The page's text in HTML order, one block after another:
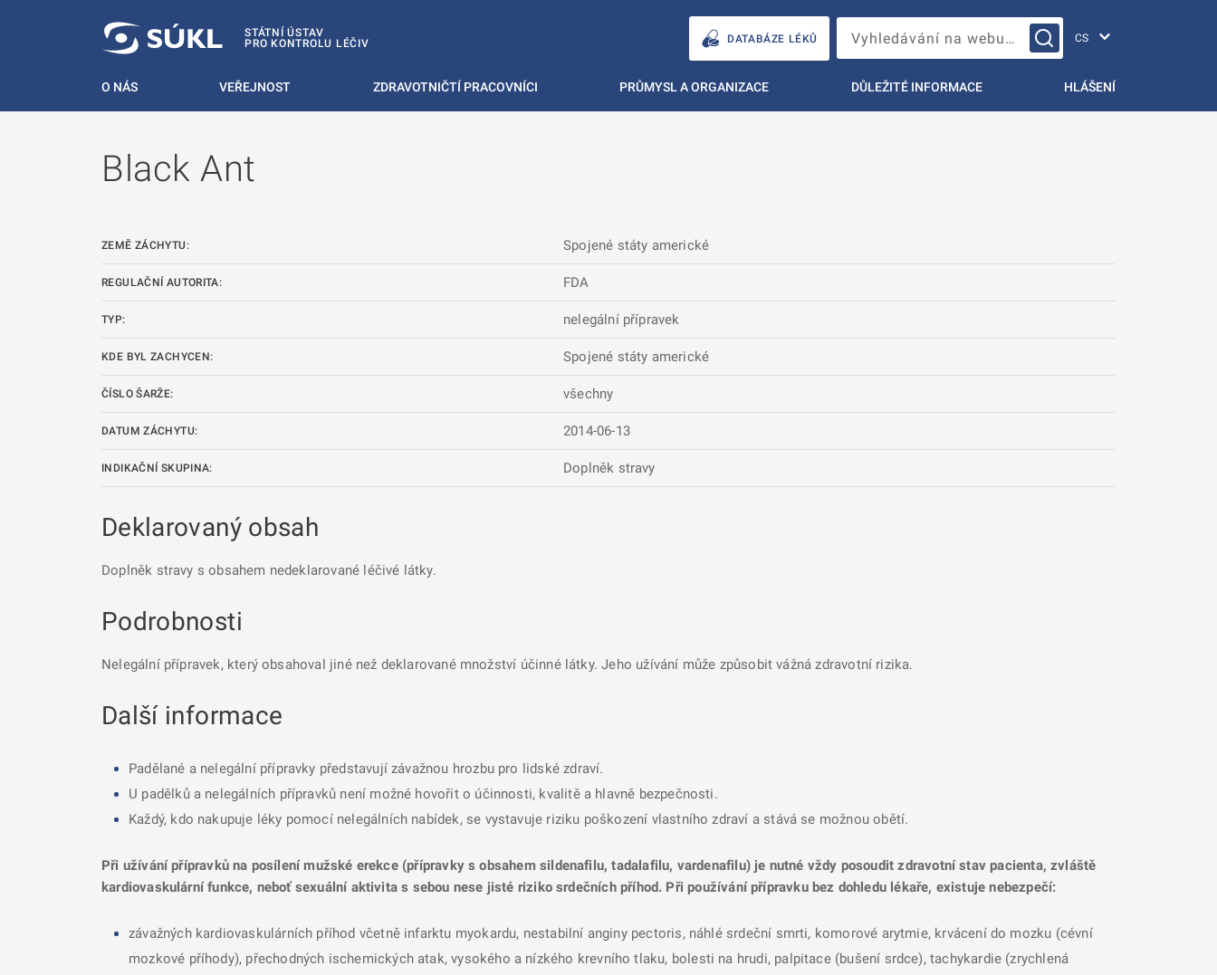
STÁTNÍ ÚSTAV
PRO KONTROLU LÉČIV
DATABÁZE LÉKŮ Vyhledávání na webu…
O NÁS VEŘEJNOST ZDRAVOTNIČTÍ PRACOVNÍCI PRŮMYSL A ORGANIZACE DŮLEŽITÉ INFORMACE HLÁŠENÍ
Black Ant
ZEMĚ ZÁCHYTU: Spojené státy americké
REGULAČNÍ AUTORITA: FDA
TYP: nelegální přípravek
KDE BYL ZACHYCEN: Spojené státy americké
ČÍSLO ŠARŽE: všechny
DATUM ZÁCHYTU: 2014-06-13
INDIKAČNÍ SKUPINA: Doplněk stravy
Deklarovaný obsah
Doplněk stravy s obsahem nedeklarované léčivé látky.
Podrobnosti
Nelegální přípravek, který obsahoval jiné než deklarované množství účinné látky. Jeho užívání může způsobit vážná zdravotní rizika.
Další informace
Padělané a nelegální přípravky představují závažnou hrozbu pro lidské zdraví.
U padělků a nelegálních přípravků není možné hovořit o účinnosti, kvalitě a hlavně bezpečnosti.
Každý, kdo nakupuje léky pomocí nelegálních nabídek, se vystavuje riziku poškození vlastního zdraví a stává se možnou obětí.
Při užívání přípravků na posílení mužské erekce (přípravky s obsahem sildenafilu, tadalafilu, vardenafilu) je nutné vždy posoudit zdravotní stav pacienta, zvláště
kardiovaskulární funkce, neboť sexuální aktivita s sebou nese jisté riziko srdečních příhod. Při používání přípravku bez dohledu lékaře, existuje nebezpečí:
závažných kardiovaskulárních příhod včetně infarktu myokardu, nestabilní anginy pectoris, náhlé srdeční smrti, komorové arytmie, krvácení do mozku (cévní
mozkové příhody), přechodných ischemických atak, vysokého a nízkého krevního tlaku, bolesti na hrudi, palpitace (bušení srdce), tachykardie (zrychlená